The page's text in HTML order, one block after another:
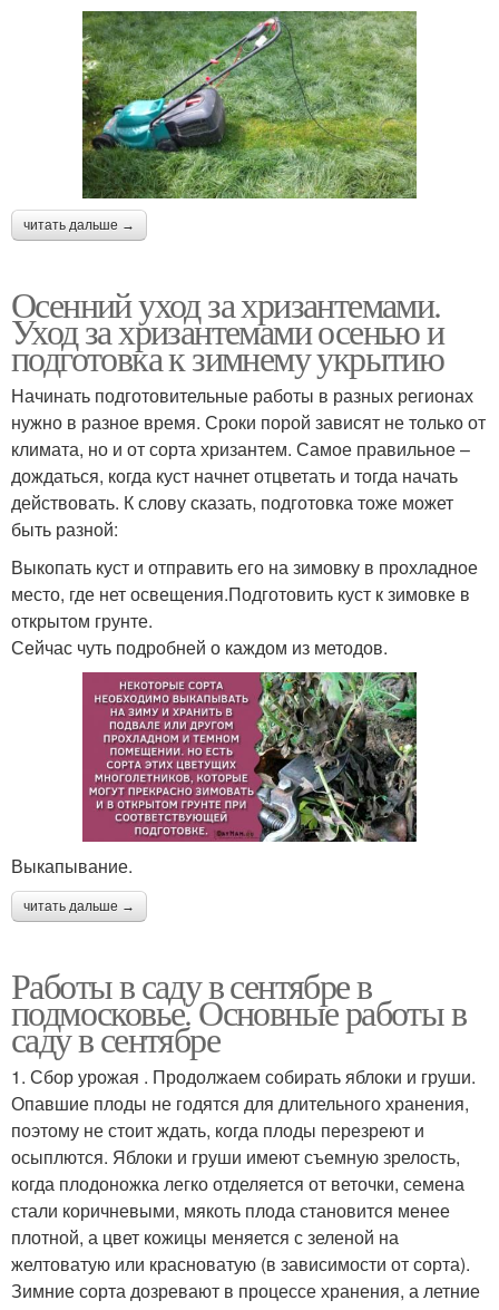
читать дальше →
Осенний уход за хризантемами.
Уход за хризантемами осенью и
подготовка к зимнему укрытию
Начинать подготовительные работы в разных регионах
нужно в разное время. Сроки порой зависят не только от
климата, но и от сорта хризантем. Самое правильное –
дождаться, когда куст начнет отцветать и тогда начать
действовать. К слову сказать, подготовка тоже может
быть разной:
Выкопать куст и отправить его на зимовку в прохладное
место, где нет освещения.Подготовить куст к зимовке в
открытом грунте.
Сейчас чуть подробней о каждом из методов.
Выкапывание.
читать дальше →
Работы в саду в сентябре в
подмосковье. Основные работы в
саду в сентябре
1. Сбор урожая . Продолжаем собирать яблоки и груши.
Опавшие плоды не годятся для длительного хранения,
поэтому не стоит ждать, когда плоды перезреют и
осыплются. Яблоки и груши имеют съемную зрелость,
когда плодоножка легко отделяется от веточки, семена
стали коричневыми, мякоть плода становится менее
плотной, а цвет кожицы меняется с зеленой на
желтоватую или красноватую (в зависимости от сорта).
Зимние сорта дозревают в процессе хранения, а летние